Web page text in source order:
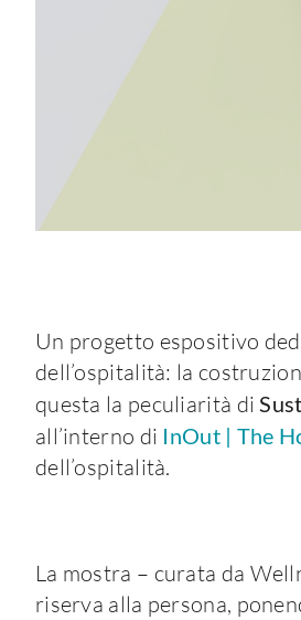
Un progetto espositivo
dell’ospitalità: la
questa la peculiarità di
all’interno di InOut | The
dell’ospitalità.
La mostra – curata da
riserva alla persona,